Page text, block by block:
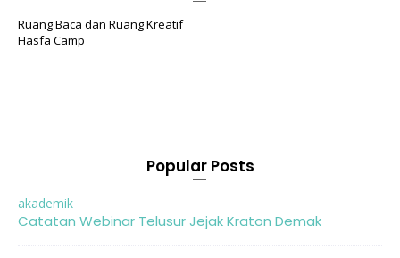
Ruang Baca dan Ruang Kreatif
Hasfa Camp
Popular Posts
akademik
Catatan Webinar Telusur Jejak Kraton Demak